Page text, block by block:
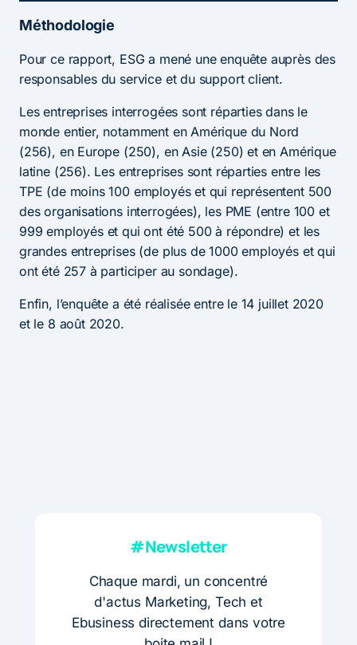
Méthodologie
Pour ce rapport, ESG a mené une enquête auprès des
responsables du service et du support client.
Les entreprises interrogées sont réparties dans le
monde entier, notamment en Amérique du Nord
(256), en Europe (250), en Asie (250) et en Amérique
latine (256). Les entreprises sont réparties entre les
TPE (de moins 100 employés et qui représentent 500
des organisations interrogées), les PME (entre 100 et
999 employés et qui ont été 500 à répondre) et les
grandes entreprises (de plus de 1000 employés et qui
ont été 257 à participer au sondage).
Enfin, l’enquête a été réalisée entre le 14 juillet 2020
et le 8 août 2020.
#Newsletter
Chaque mardi, un concentré
d'actus Marketing, Tech et
Ebusiness directement dans votre